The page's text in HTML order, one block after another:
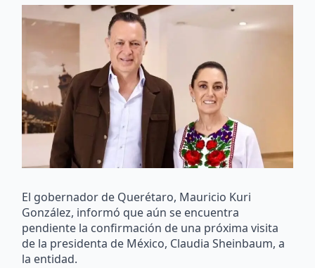
El gobernador de Querétaro, Mauricio Kuri
González, informó que aún se encuentra
pendiente la confirmación de una próxima visita
de la presidenta de México, Claudia Sheinbaum, a
la entidad.